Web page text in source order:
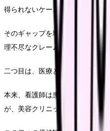
得られないケースもあります。
そのギャップを埋めるコミュニ
理不尽なクレームに対応すること
二つ目は、医療と接客のバランス
本来、看護師は患者の健康と安
が、美容クリニックでは顧客満足